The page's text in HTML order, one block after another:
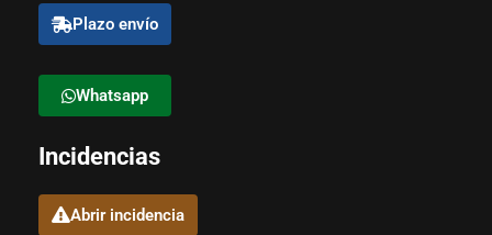
Plazo envío
Whatsapp
Incidencias
Abrir incidencia